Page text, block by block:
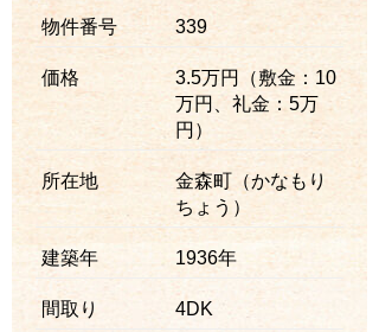
物件番号 339
価格
3.5万円（敷金：10
万円、礼金：5万
円）
所在地
金森町（かなもり
ちょう）
建築年 1936年
間取り 4DK